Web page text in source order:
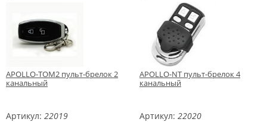
APOLLO-TOM2 пульт-брелок 2
канальный
Артикул: 22019
APOLLO-NT пульт-брелок 4
канальный
Артикул: 22020